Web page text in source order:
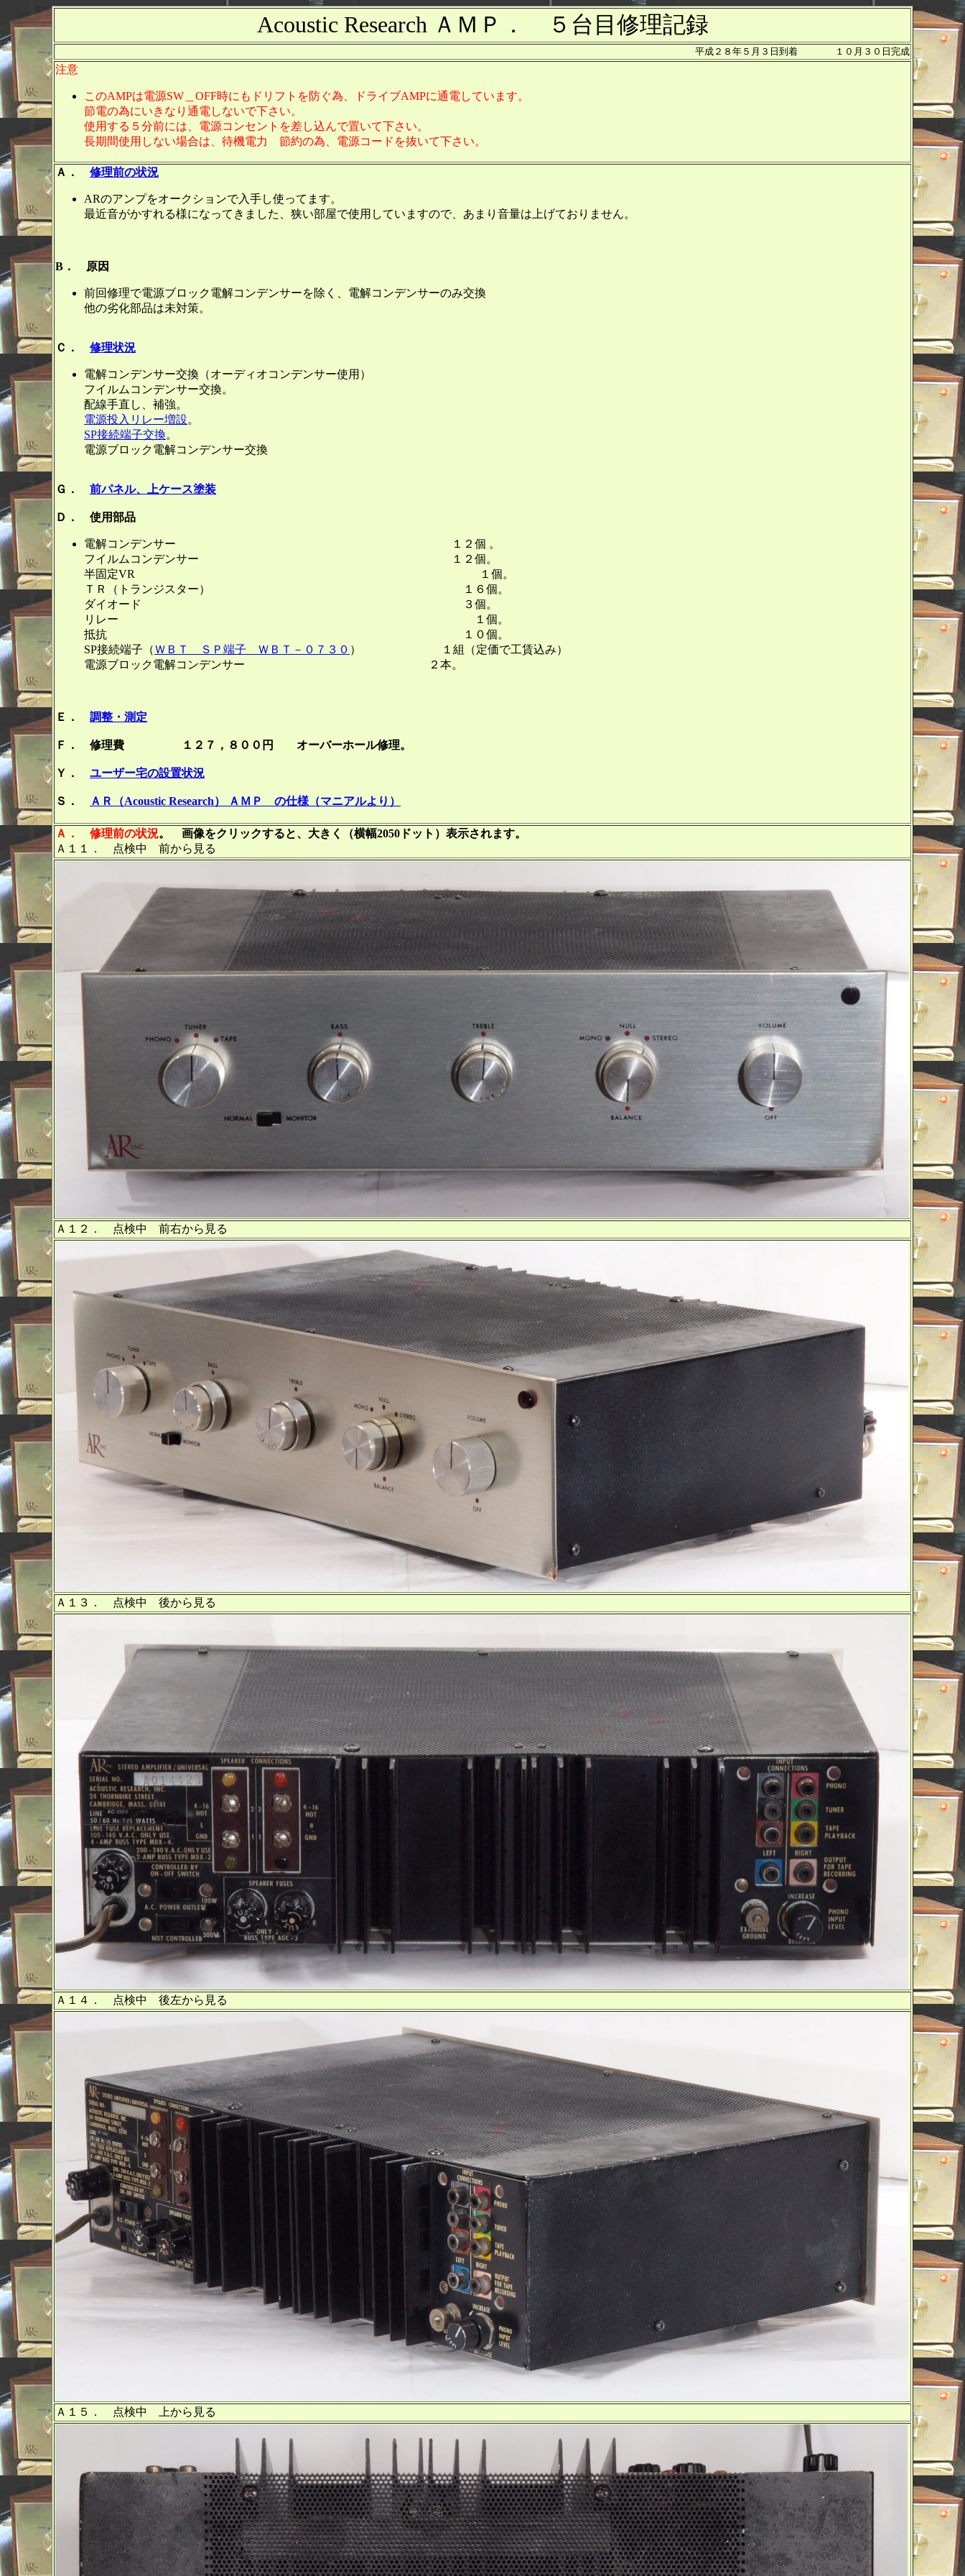
Acoustic Research ＡＭＰ． ５台目修理記録
平成２８年５月３日到着 １０月３０日完成
注意
このAMPは電源SW＿OFF時にもドリフトを防ぐ為、ドライブAMPに通電しています。
節電の為にいきなり通電しないで下さい。
使用する５分前には、電源コンセントを差し込んで置いて下さい。
長期間使用しない場合は、待機電力 節約の為、電源コードを抜いて下さい。
Ａ． 修理前の状況
ARのアンプをオークションで入手し使ってます。
最近音がかすれる様になってきました、狭い部屋で使用していますので、あまり音量は上げておりません。
B． 原因
前回修理で電源ブロック電解コンデンサーを除く、電解コンデンサーのみ交換
他の劣化部品は未対策。
Ｃ． 修理状況
電解コンデンサー交換（オーディオコンデンサー使用）
フイルムコンデンサー交換。
配線手直し、補強。
電源投入リレー増設。
SP接続端子交換。
電源ブロック電解コンデンサー交換
Ｇ． 前パネル、上ケース塗装
Ｄ． 使用部品
電解コンデンサー １２個 。
フイルムコンデンサー １２個。
半固定VR １個。
ＴＲ（トランジスター） １６個。
ダイオード ３個。
リレー １個。
抵抗 １０個。
SP接続端子（ＷＢＴ ＳＰ端子 ＷＢＴ－０７３０ ） １組（定価で工賃込み）
電源ブロック電解コンデンサー ２本。
Ｅ． 調整・測定
Ｆ． 修理費 １２７，８００円 オーバーホール修理。
Ｙ． ユーザー宅の設置状況
Ｓ． ＡＲ（Acoustic Research） ＡＭＰ の仕様（マニアルより）
Ａ． 修理前の状況。 画像をクリックすると、大きく（横幅2050ドット）表示されます。
Ａ１１． 点検中 前から見る
Ａ１２． 点検中 前右から見る
Ａ１３． 点検中 後から見る
Ａ１４． 点検中 後左から見る
Ａ１５． 点検中 上から見る